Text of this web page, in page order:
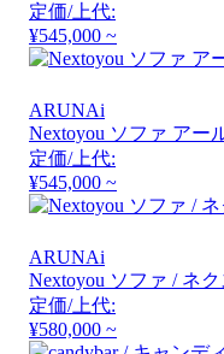
定価/上代:
¥545,000 ~
ARUNAi
Nextoyou ソファ アー
定価/上代:
¥545,000 ~
ARUNAi
Nextoyou ソファ / ネ
定価/上代:
¥580,000 ~